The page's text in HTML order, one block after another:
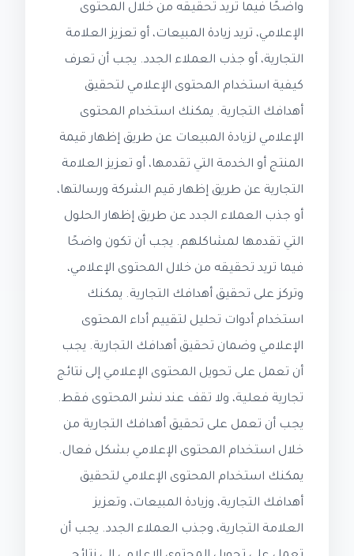
واضحًا فيما تريد تحقيقه من خلال المحتوى
الإعلامي، تريد زيادة المبيعات، أو تعزيز العلامة
التجارية، أو جذب العملاء الجدد. يجب أن تعرف
كيفية استخدام المحتوى الإعلامي لتحقيق
أهدافك التجارية. يمكنك استخدام المحتوى
الإعلامي لزيادة المبيعات عن طريق إظهار قيمة
المنتج أو الخدمة التي تقدمها، أو تعزيز العلامة
التجارية عن طريق إظهار قيم الشركة ورسالتها،
أو جذب العملاء الجدد عن طريق إظهار الحلول
التي تقدمها لمشاكلهم. يجب أن تكون واضحًا
فيما تريد تحقيقه من خلال المحتوى الإعلامي،
وتركز على تحقيق أهدافك التجارية. يمكنك
استخدام أدوات تحليل لتقييم أداء المحتوى
الإعلامي وضمان تحقيق أهدافك التجارية. يجب
أن تعمل على تحويل المحتوى الإعلامي إلى نتائج
تجارية فعلية، ولا تقف عند نشر المحتوى فقط.
يجب أن تعمل على تحقيق أهدافك التجارية من
خلال استخدام المحتوى الإعلامي بشكل فعال.
يمكنك استخدام المحتوى الإعلامي لتحقيق
أهدافك التجارية، وزيادة المبيعات، وتعزيز
العلامة التجارية، وجذب العملاء الجدد. يجب أن